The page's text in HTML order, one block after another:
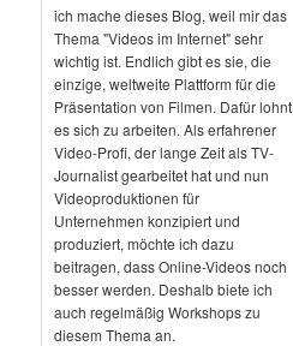
ich mache dieses Blog, weil mir das
Thema "Videos im Internet" sehr
wichtig ist. Endlich gibt es sie, die
einzige, weltweite Plattform für die
Präsentation von Filmen. Dafür lohnt
es sich zu arbeiten. Als erfahrener
Video-Profi, der lange Zeit als TV-
Journalist gearbeitet hat und nun
Videoproduktionen für
Unternehmen konzipiert und
produziert, möchte ich dazu
beitragen, dass Online-Videos noch
besser werden. Deshalb biete ich
auch regelmäßig Workshops zu
diesem Thema an.